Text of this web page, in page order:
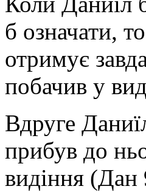
б означати,
отримує
побачив у
Вдруге
прибув до
видіння (Дан